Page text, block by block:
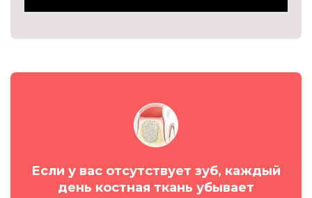
Нарушение речи
Проблемы с пищеварением
Если у вас отсутствует зуб, каждый
день костная ткань убывает